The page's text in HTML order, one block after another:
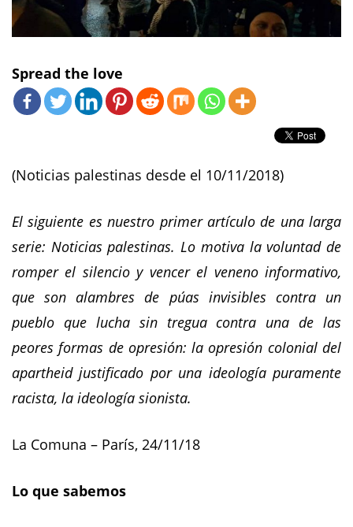
Spread the love
(Noticias palestinas desde el 10/11/2018)
El siguiente es nuestro primer artículo de una larga
serie: Noticias palestinas. Lo motiva la voluntad de
romper el silencio y vencer el veneno informativo,
que son alambres de púas invisibles contra un
pueblo que lucha sin tregua contra una de las
peores formas de opresión: la opresión colonial del
apartheid justificado por una ideología puramente
racista, la ideología sionista.
La Comuna – París, 24/11/18
Lo que sabemos